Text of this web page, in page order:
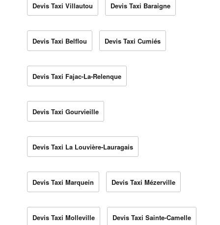
Devis Taxi Villautou Devis Taxi Baraigne
Devis Taxi Belflou Devis Taxi Cumiés
Devis Taxi Fajac-La-Relenque
Devis Taxi Gourvieille
Devis Taxi La Louvière-Lauragais
Devis Taxi Marquein Devis Taxi Mézerville
Devis Taxi Molleville Devis Taxi Sainte-Camelle